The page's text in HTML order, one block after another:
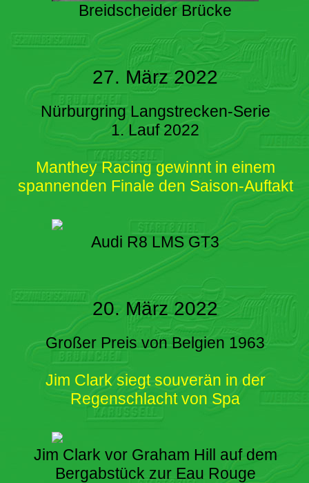
Breidscheider Brücke
27. März 2022
Nürburgring Langstrecken-Serie
1. Lauf 2022
Manthey Racing gewinnt in einem
spannenden Finale den Saison-Auftakt
Audi R8 LMS GT3
20. März 2022
Großer Preis von Belgien 1963
Jim Clark siegt souverän in der
Regenschlacht von Spa
Jim Clark vor Graham Hill auf dem
Bergabstück zur Eau Rouge